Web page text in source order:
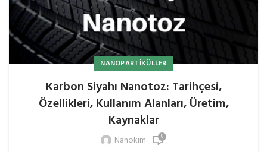
NANOPARTIKÜLLER
Karbon Siyahı Nanotoz: Tarihçesi,
Özellikleri, Kullanım Alanları, Üretim,
Kaynaklar
Nanokim 0